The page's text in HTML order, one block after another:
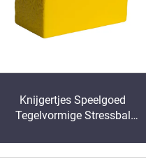
Knijgertjes Speelgoed
Tegelvormige Stressbal
Angstverlichting voor 5-7 jaar